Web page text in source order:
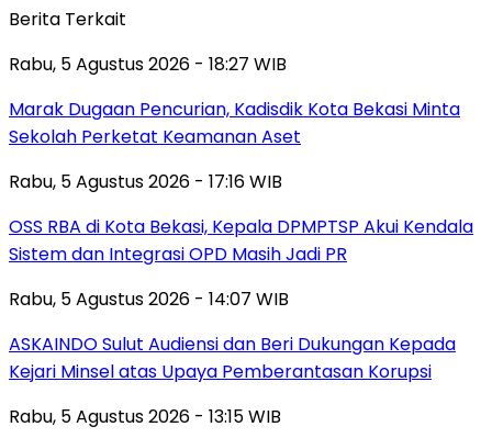
Berita Terkait
Rabu, 5 Agustus 2026 - 18:27 WIB
‎Marak Dugaan Pencurian, Kadisdik Kota Bekasi Minta
Sekolah Perketat Keamanan Aset
Rabu, 5 Agustus 2026 - 17:16 WIB
‎OSS RBA di Kota Bekasi, Kepala DPMPTSP Akui Kendala
Sistem dan Integrasi OPD Masih Jadi PR
Rabu, 5 Agustus 2026 - 14:07 WIB
ASKAINDO Sulut Audiensi dan Beri Dukungan Kepada
Kejari Minsel atas Upaya Pemberantasan Korupsi
Rabu, 5 Agustus 2026 - 13:15 WIB